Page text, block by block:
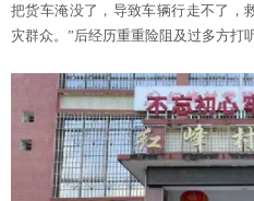
把货车淹没了，导致车辆行走不了，
灾群众。”后经历重重险阻及过多方打